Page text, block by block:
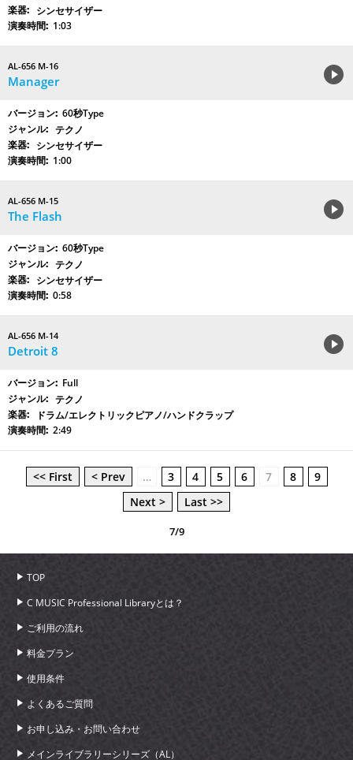
シンセサイザー
1:03
AL-656 M-16
Manager
60秒Type
テクノ
シンセサイザー
1:00
AL-656 M-15
The Flash
60秒Type
テクノ
シンセサイザー
0:58
AL-656 M-14
Detroit 8
Full
テクノ
ドラム/エレクトリックピアノ/ハンドクラップ
2:49
<< First < Prev … 3 4 5 6 7 8
9
Next >
Last >>
7/9
TOP
C MUSIC Professional Libraryとは？
ご利用の流れ
料金プラン
使用条件
よくあるご質問
お申し込み・お問い合わせ
メインライブラリーシリーズ（AL）